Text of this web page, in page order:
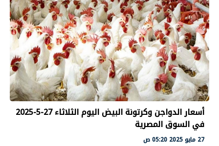
أسعار الدواجن وكرتونة البيض اليوم الثلاثاء 27-5-2025
في السوق المصرية
27 مايو 2025 05:20 ص